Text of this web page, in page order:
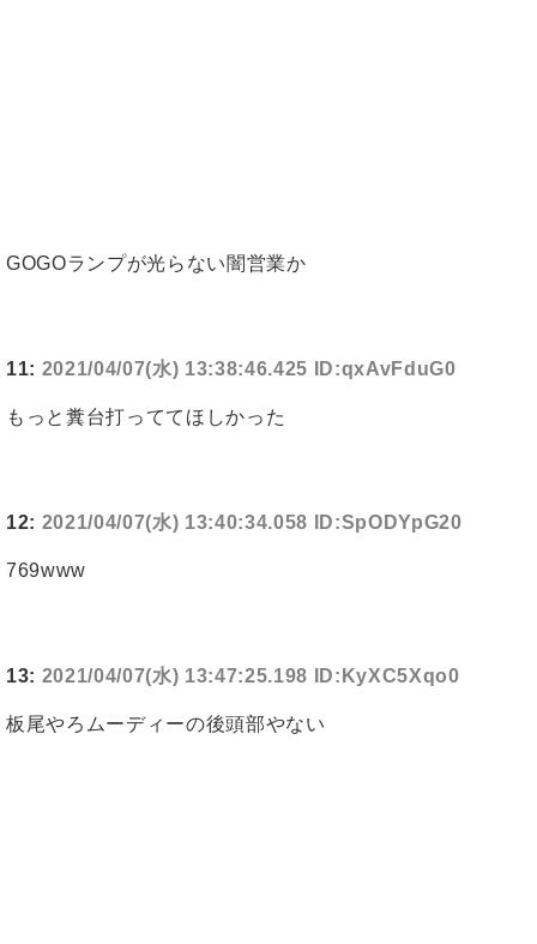
GOGOランプが光らない闇営業か
11: 2021/04/07(水) 13:38:46.425 ID:qxAvFduG0
もっと糞台打っててほしかった
12: 2021/04/07(水) 13:40:34.058 ID:SpODYpG20
769www
13: 2021/04/07(水) 13:47:25.198 ID:KyXC5Xqo0
板尾やろムーディーの後頭部やない